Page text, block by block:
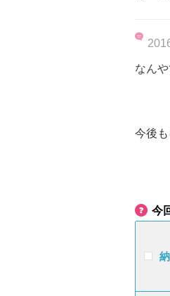
なん
今後
今